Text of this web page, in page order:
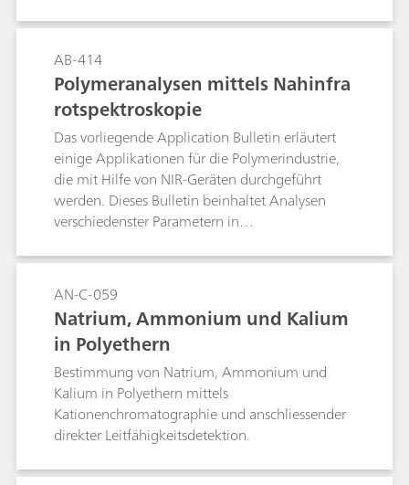
petrochemischen Industrie anzutreffen sind. Die
Doppelbindungen werden mit Hilfe einer
Additionsreaktion mit Brom gespalten.
AB-414
Polymeranalysen mittels Nahinfra
rotspektroskopie
Das vorliegende Application Bulletin erläutert
einige Applikationen für die Polymerindustrie,
die mit Hilfe von NIR-Geräten durchgeführt
werden. Dieses Bulletin beinhaltet Analysen
verschiedenster Parametern in
einer der bekanntesten Parameter, der schnell
mittels Nahinfrarotspektroskopie bestimmt
werden kann. Die Bestimmung der Hydroxylzahl
in verschiedenen Bereichen und in
unterschiedlichen Polyoltypen ist ebenfalls
Bestandteil dieses Bulletins. Jede Applikation
beschreibt die Probe und das Geräte, welches
urprünglich für die Analyse verwendet wurde
sowie das empfohlene Geräte und die
AN-C-059
Natrium, Ammonium und Kalium
in Polyethern
Bestimmung von Natrium, Ammonium und
Kalium in Polyethern mittels
Kationenchromatographie und anschliessender
direkter Leitfähigkeitsdetektion.